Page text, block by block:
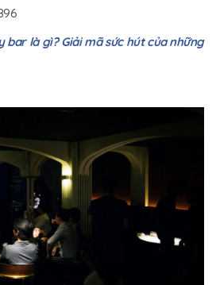
bar là gì? Giải mã sức hút của những